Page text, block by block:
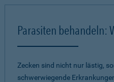
Parasiten behandeln:
Zecken sind nicht nur lästig,
schwerwiegende